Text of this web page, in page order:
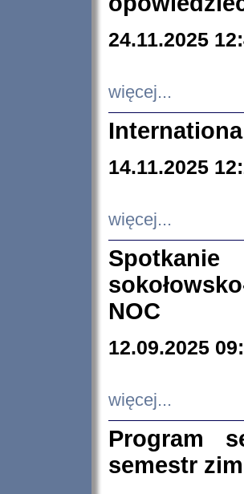
24.11.2025
więcej...
14.11.2025
więcej...
NOC
12.09.2025
więcej...
Program
semestr